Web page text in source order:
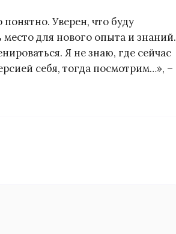
Уверен, что буду
для нового опыта и знаний.
Я не знаю, где сейчас
себя, тогда посмотрим…», –